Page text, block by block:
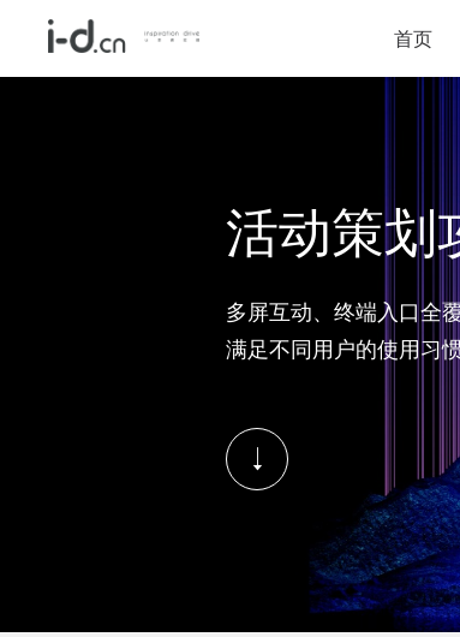
首页
活动策划
多屏互动、终端入口全
满足不同用户的使用习